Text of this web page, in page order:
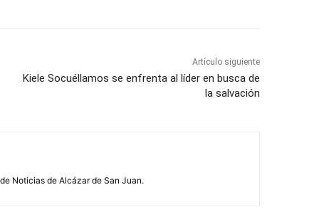
Artículo siguiente
Kiele Socuéllamos se enfrenta al líder en busca de
la salvación
Noticias de Alcázar de San Juan.